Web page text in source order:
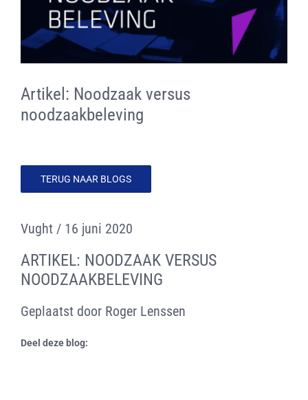
CONTACT
LOGIN SiCS
Cookiebeleid (EU)
Artikel: Noodzaak versus
noodzaakbeleving
TERUG NAAR BLOGS
Vught / 16 juni 2020
ARTIKEL: NOODZAAK VERSUS
NOODZAAKBELEVING
Geplaatst door Roger Lenssen
Deel deze blog: